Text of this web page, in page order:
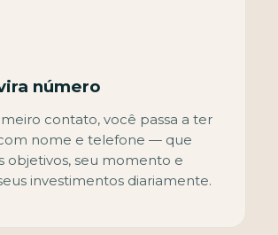
número
contato, você passa a ter
nome e telefone — que
objetivos, seu momento e
investimentos diariamente.